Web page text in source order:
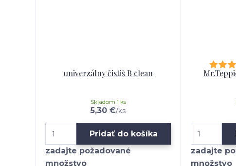
univerzálny čistiš B clean
5,30 €/ks
Skladom 1 ks
Pridať do košíka